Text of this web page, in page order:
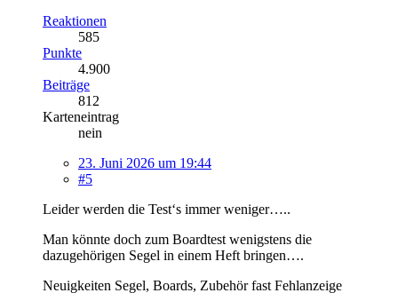
Reaktionen
585
Punkte
4.900
Beiträge
812
Karteneintrag
nein
23. Juni 2026 um 19:44
#5
Leider werden die Test‘s immer weniger…..
Man könnte doch zum Boardtest wenigstens die
dazugehörigen Segel in einem Heft bringen….
Neuigkeiten Segel, Boards, Zubehör fast Fehlanzeige